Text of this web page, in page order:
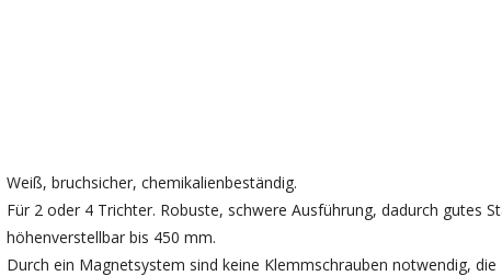
Weiß, bruchsicher, chemikalienbeständig.
Für 2 oder 4 Trichter. Robuste, schwere Ausführung, dadurch gutes
höhenverstellbar bis 450 mm.
Durch ein Magnetsystem sind keine Klemmschrauben notwendig,